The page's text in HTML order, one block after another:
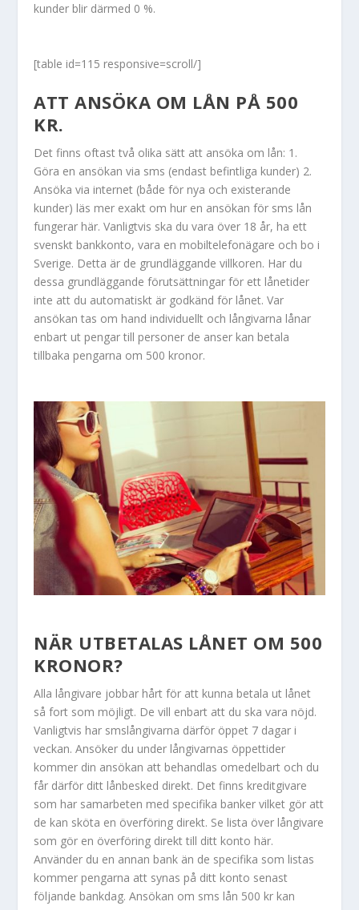
kunder blir därmed 0 %.
[table id=115 responsive=scroll/]
ATT ANSÖKA OM LÅN PÅ 500
KR.
Det finns oftast två olika sätt att ansöka om lån: 1.
Göra en ansökan via sms (endast befintliga kunder) 2.
Ansöka via internet (både för nya och existerande
kunder) läs mer exakt om hur en ansökan för sms lån
fungerar här. Vanligtvis ska du vara över 18 år, ha ett
svenskt bankkonto, vara en mobiltelefonägare och bo i
Sverige. Detta är de grundläggande villkoren. Har du
dessa grundläggande förutsättningar för ett lånetider
inte att du automatiskt är godkänd för lånet. Var
ansökan tas om hand individuellt och långivarna lånar
enbart ut pengar till personer de anser kan betala
tillbaka pengarna om 500 kronor.
NÄR UTBETALAS LÅNET OM 500
KRONOR?
Alla långivare jobbar hårt för att kunna betala ut lånet
så fort som möjligt. De vill enbart att du ska vara nöjd.
Vanligtvis har smslångivarna därför öppet 7 dagar i
veckan. Ansöker du under långivarnas öppettider
kommer din ansökan att behandlas omedelbart och du
får därför ditt lånbesked direkt. Det finns kreditgivare
som har samarbeten med specifika banker vilket gör att
de kan sköta en överföring direkt. Se lista över långivare
som gör en överföring direkt till ditt konto här.
Använder du en annan bank än de specifika som listas
kommer pengarna att synas på ditt konto senast
följande bankdag. Ansökan om sms lån 500 kr kan